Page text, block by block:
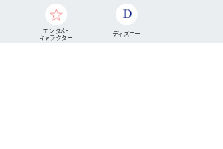
エンタメ・
キャラクター
ディズニー